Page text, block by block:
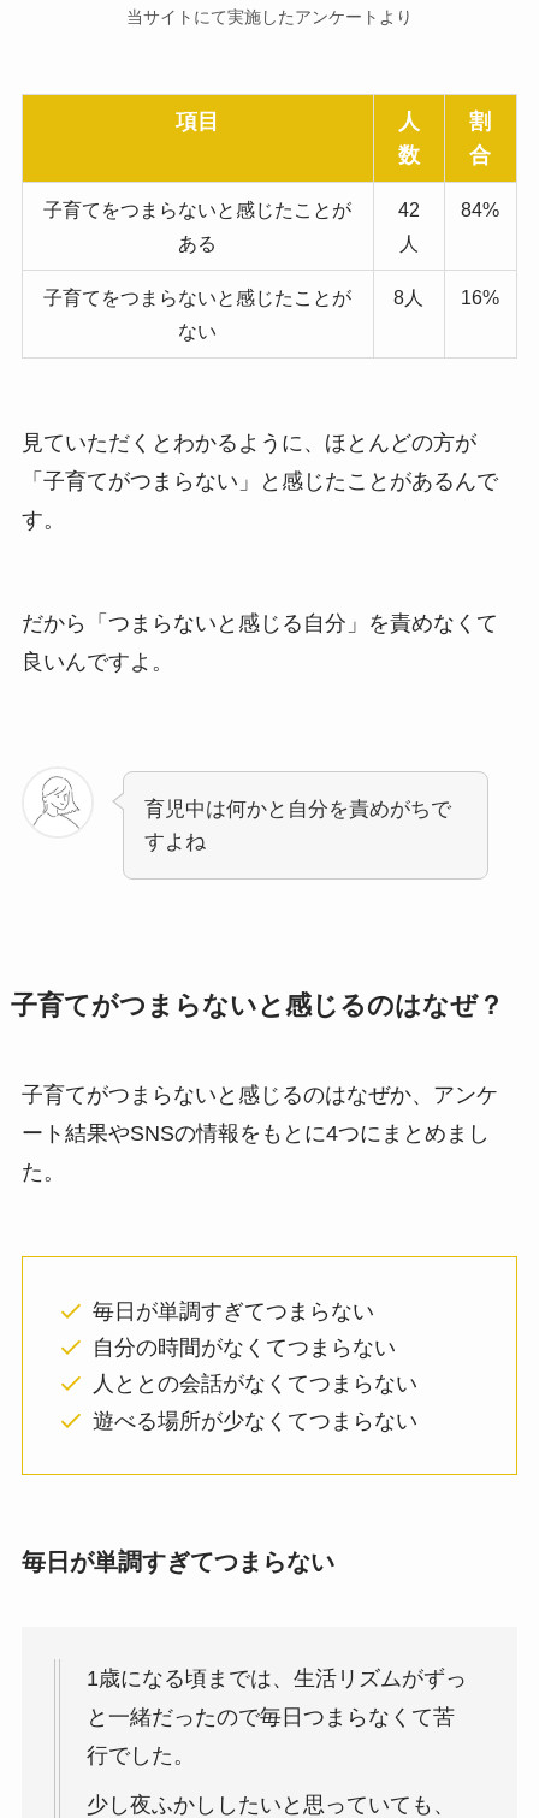
当サイトにて実施したアンケートより
項目
人
数
割
合
子育てをつまらないと感じたことが
ある
42
人
84%
子育てをつまらないと感じたことが
ない
8人 16%
見ていただくとわかるように、ほとんどの方が
「子育てがつまらない」と感じたことがあるんで
す。
だから「つまらないと感じる自分」を責めなくて
良いんですよ。
育児中は何かと自分を責めがちで
すよね
子育てがつまらないと感じるのはなぜ？
子育てがつまらないと感じるのはなぜか、アンケ
ート結果やSNSの情報をもとに4つにまとめまし
た。
毎日が単調すぎてつまらない
自分の時間がなくてつまらない
人ととの会話がなくてつまらない
遊べる場所が少なくてつまらない
毎日が単調すぎてつまらない
1歳になる頃までは、生活リズムがずっ
と一緒だったので毎日つまらなくて苦
行でした。
少し夜ふかししたいと思っていても、